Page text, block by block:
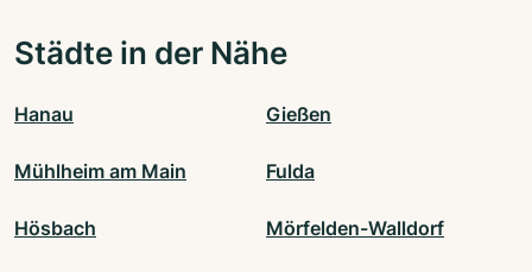
Städte in der Nähe
Hanau Gießen
Mühlheim am Main Fulda
Hösbach Mörfelden-Walldorf